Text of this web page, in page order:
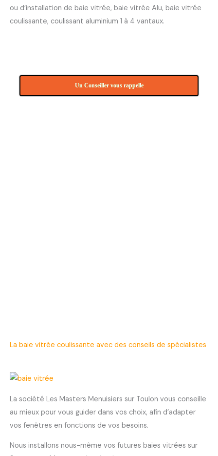
ou d’installation de baie vitrée, baie vitrée Alu, baie vitrée
coulissante, coulissant aluminium 1 à 4 vantaux.
Un Conseiller vous rappelle
La baie vitrée coulissante avec des conseils de spécialistes
La société Les Masters Menuisiers sur Toulon vous conseille
au mieux pour vous guider dans vos choix, afin d’adapter
vos fenêtres en fonctions de vos besoins.
Nous installons nous-même vos futures baies vitrées sur